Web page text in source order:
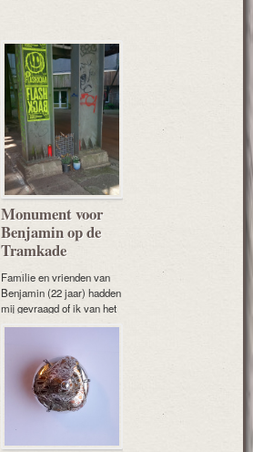
Monument voor
Benjamin op de
Tramkade
Familie en vrienden van
Benjamin (22 jaar) hadden
mij gevraagd of ik van het
stukje rooster een
voor Benjamin.